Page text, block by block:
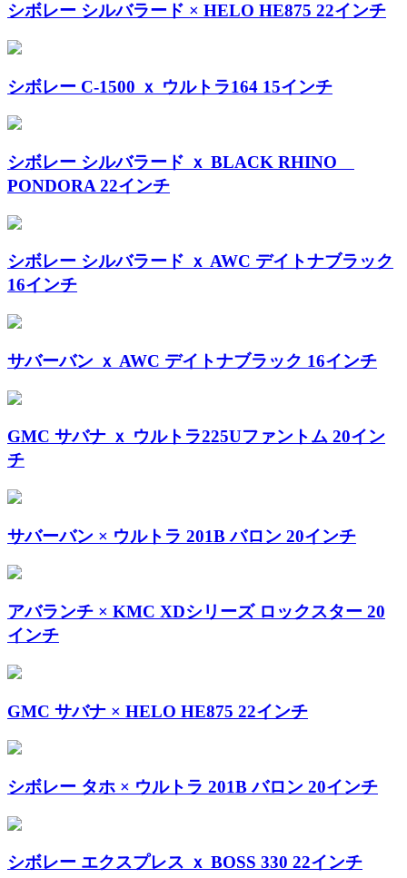
シボレー シルバラード × HELO HE875 22インチ
シボレー C-1500 ｘ ウルトラ164 15インチ
シボレー シルバラード ｘ BLACK RHINO
PONDORA 22インチ
シボレー シルバラード ｘ AWC デイトナブラック
16インチ
サバーバン ｘ AWC デイトナブラック 16インチ
GMC サバナ ｘ ウルトラ225Uファントム 20イン
チ
サバーバン × ウルトラ 201B バロン 20インチ
アバランチ × KMC XDシリーズ ロックスター 20
インチ
GMC サバナ × HELO HE875 22インチ
シボレー タホ × ウルトラ 201B バロン 20インチ
シボレー エクスプレス ｘ BOSS 330 22インチ